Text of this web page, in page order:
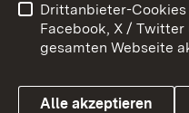
Barrierefreiheit
Cookies
Drittanbieter-
Facebook, X /
gesamten Webseite
Alle akzeptieren